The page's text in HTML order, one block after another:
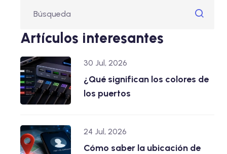
Artículos interesantes
30 Jul, 2026
¿Qué significan los colores de
los puertos
24 Jul, 2026
Cómo saber la ubicación de